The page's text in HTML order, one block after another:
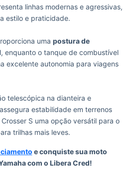
linhas modernas e agressivas,
estilo e praticidade.
uma postura de
, enquanto o tanque de combustível
excelente autonomia para viagens
telescópica na dianteira e
estabilidade em terrenos
S uma opção versátil para o
trilhas mais leves.
e conquiste sua moto
com o Libera Cred!